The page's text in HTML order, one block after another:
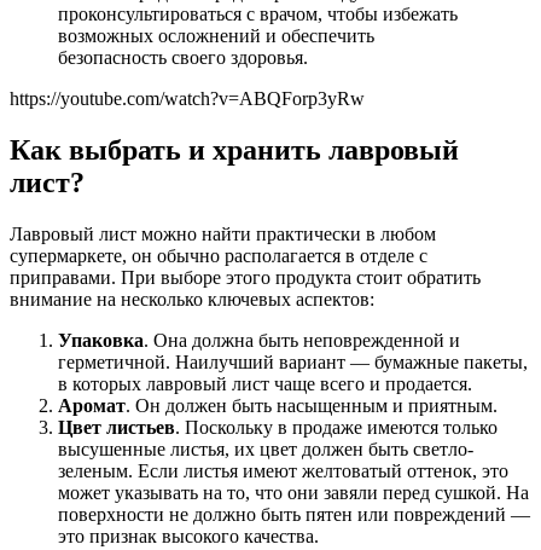
проконсультироваться с врачом, чтобы избежать
возможных осложнений и обеспечить
безопасность своего здоровья.
https://youtube.com/watch?v=ABQForp3yRw
Как выбрать и хранить лавровый
лист?
Лавровый лист можно найти практически в любом
супермаркете, он обычно располагается в отделе с
приправами. При выборе этого продукта стоит обратить
внимание на несколько ключевых аспектов:
Упаковка. Она должна быть неповрежденной и
герметичной. Наилучший вариант — бумажные пакеты,
в которых лавровый лист чаще всего и продается.
Аромат. Он должен быть насыщенным и приятным.
Цвет листьев. Поскольку в продаже имеются только
высушенные листья, их цвет должен быть светло-
зеленым. Если листья имеют желтоватый оттенок, это
может указывать на то, что они завяли перед сушкой. На
поверхности не должно быть пятен или повреждений —
это признак высокого качества.